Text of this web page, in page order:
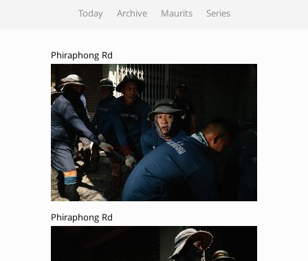
Today Archive Maurits Series
Phiraphong Rd
Phiraphong Rd